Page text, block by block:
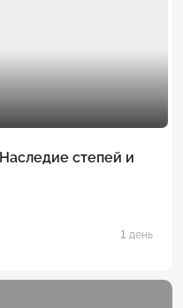
степей и
1 день